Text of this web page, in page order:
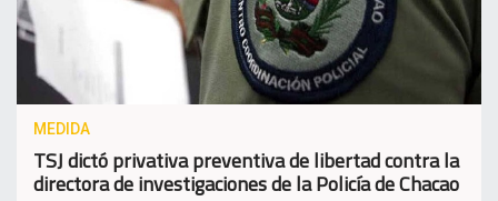
MEDIDA
TSJ dictó privativa preventiva de libertad contra la
directora de investigaciones de la Policía de Chacao